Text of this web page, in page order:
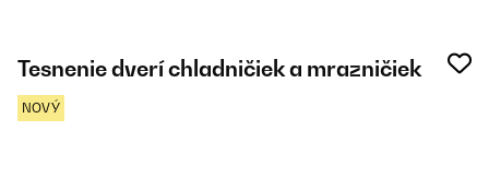
Tesnenie dverí chladničiek a mrazničiek
NOVÝ